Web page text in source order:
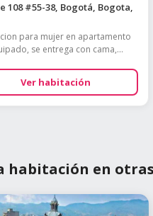
108 #55-38, Bogotá, Bogota,
para mujer en apartamento
se entrega con cama,...
Ver habitación
habitación en